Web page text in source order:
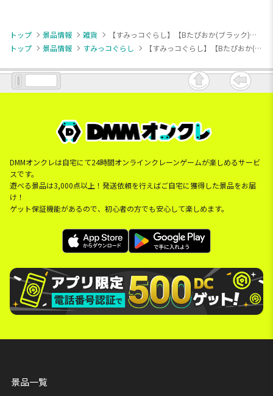
トップ 景品情報 雑貨
【すみっコぐらし】【Bたぴおか(ブラック)】すみっコぐらし みにっコもちもちマカロンクッション Part1
トップ
景品情報 すみっコぐらし 【すみっコぐらし】【Bたぴおか(ブラック)】すみっコぐらし みにっコもちもちマカロンクッション Part1
DMMオンクレは自宅にて24時間オンラインクレーンゲームが楽しめるサービ
スです。
遊べる景品は3,000点以上！発送依頼を行えばご自宅に獲得した景品をお届
け！
ゲット保証機能があるので、初心者の方でも安心して楽しめます。
景品一覧